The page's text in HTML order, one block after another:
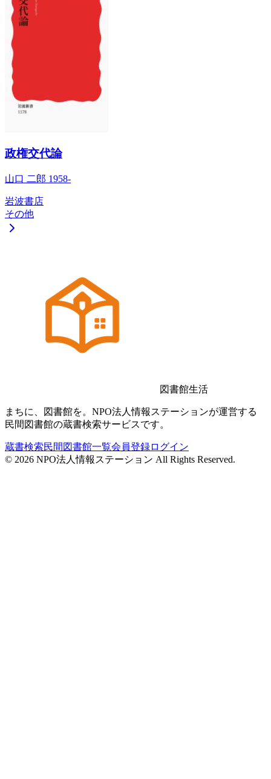
政権交代論
山口 二郎 1958-
岩波書店
その他
図書館生活
まちに、図書館を。NPO法人情報ステーションが運営する
民間図書館の蔵書検索サービスです。
蔵書検索民間図書館一覧会員登録ログイン
© 2026 NPO法人情報ステーション All Rights Reserved.